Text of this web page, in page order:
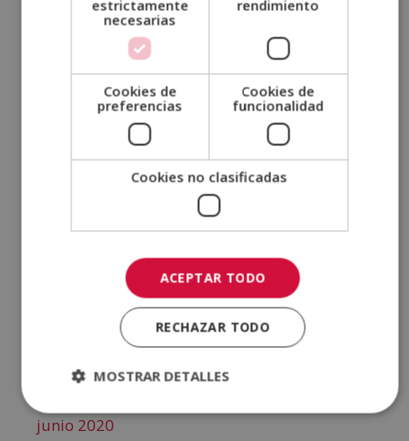
septiembre 2021
julio 2021
junio 2021
enero 2021
diciembre 2020
noviembre 2020
octubre 2020
septiembre 2020
agosto 2020
junio 2020
estrictamente
necesarias
rendimiento
Cookies de
preferencias
Cookies de
funcionalidad
Cookies no clasificadas
ACEPTAR TODO
RECHAZAR TODO
MOSTRAR DETALLES